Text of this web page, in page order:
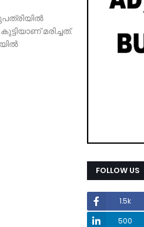
മരിച്ചത്.
FOLLOW US
1.5k
500